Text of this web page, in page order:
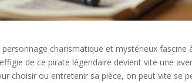
personnage charismatique et mystérieux fascine
de ce pirate légendaire devient vite une
choisir ou entretenir sa pièce, on peut vite se